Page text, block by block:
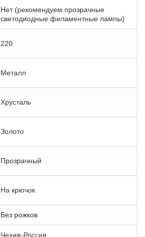
Нет (рекомендуем прозрачные
светодиодные филаментные лампы)
220
Металл
Хрусталь
Золото
Прозрачный
На крючок
Без рожков
Чехия-Россия